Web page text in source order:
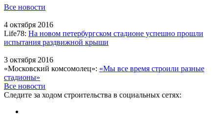
Все новости
4 октября 2016
Life78: На новом петербургском стадионе успешно прошли
испытания раздвижной крыши
3 октября 2016
«Московский комсомолец»: «Мы все время строили разные
стадионы»
Все новости
Следите за ходом строительства в социальных сетях: